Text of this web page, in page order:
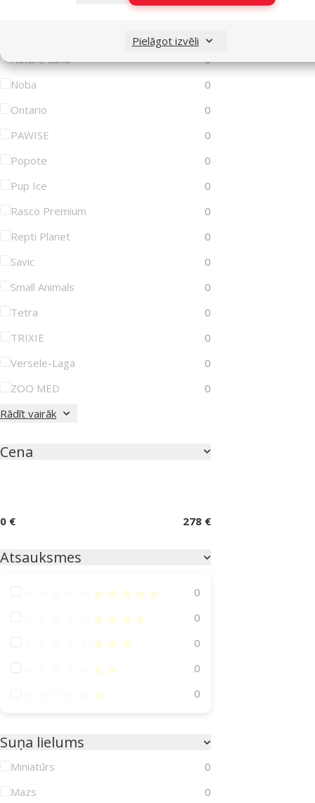
Pielāgot izvēli
0
Nature Land
0
Noba
0
Ontario
0
PAWISE
0
Popote
0
Pup Ice
0
Rasco Premium
0
Repti Planet
0
Savic
0
Small Animals
0
Tetra
0
TRIXIE
0
Versele-Laga
0
ZOO MED
0
Rādīt vairāk
Cena
0 € 278 €
Atsauksmes
Atsauksmes 100%
0
Atsauksmes 80%
0
Atsauksmes 60%
0
Atsauksmes 40%
0
Atsauksmes 20%
0
Suņa lielums
Miniatūrs
0
Mazs
0